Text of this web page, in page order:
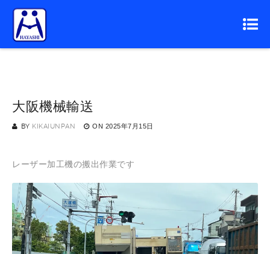
大阪機械輸送
BY KIKAIUNPAN ON 2025年7月15日
レーザー加工機の搬出作業です